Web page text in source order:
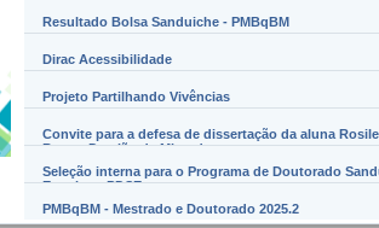
Resultado Bolsa Sanduiche - PMBqBM
Dirac Acessibilidade
Projeto Partilhando Vivências
Convite para a defesa de dissertação da aluna
Barros Damião de Miranda
Seleção interna para o Programa de Doutorado
Exterior – PDSE
PMBqBM - Mestrado e Doutorado 2025.2